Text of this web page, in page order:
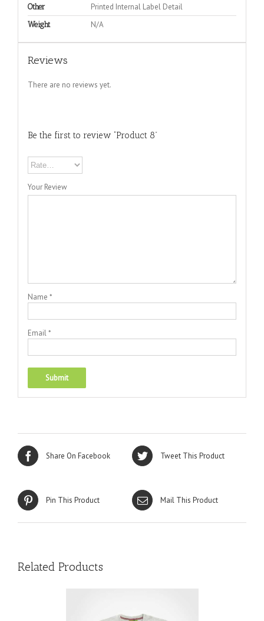
Other Printed Internal Label Detail
Weight N/A
Reviews
There are no reviews yet.
Be the first to review “Product 8”
Your Review
Name *
Email*
Share On Facebook Tweet This Product
Pin This Product Mail This Product
Related Products